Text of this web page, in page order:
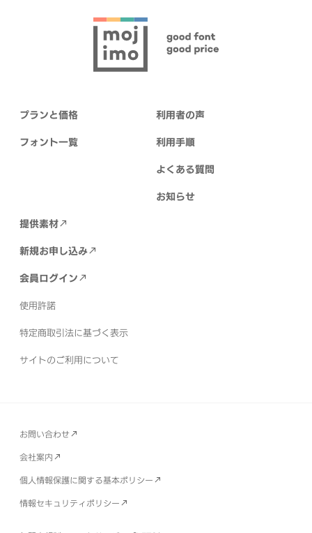
プランと価格
フォント一覧
利用者の声
利用手順
よくある質問
お知らせ
提供素材
新規お申し込み
会員ログイン
使用許諾
特定商取引法に基づく表示
サイトのご利用について
お問い合わせ
会社案内
個人情報保護に関する基本ポリシー
情報セキュリティポリシー